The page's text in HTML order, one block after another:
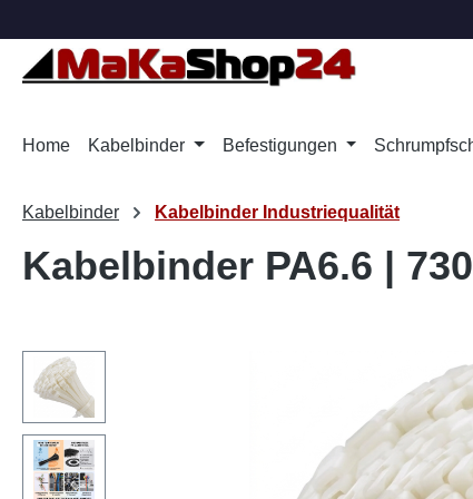
Home Kabelbinder Befestigungen
Kabelbinder Kabelbinder Industriequalität
Kabelbinder PA6.6 |
Bildergalerie überspringen